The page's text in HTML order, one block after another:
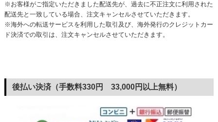
※お客様がご指定いただきました配送先が、過去に不正注文に利用された
配送先と一致している場合、注文キャンセルさせていただきます。
※海外への転送サービスを利用した取引及び、海外発行のクレジットカー
ド決済での取引は、注文キャンセルさせていただきます。
後払い決済（手数料330円 33,000円以上無料）